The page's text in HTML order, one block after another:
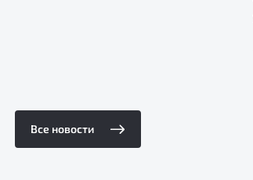
Все новости